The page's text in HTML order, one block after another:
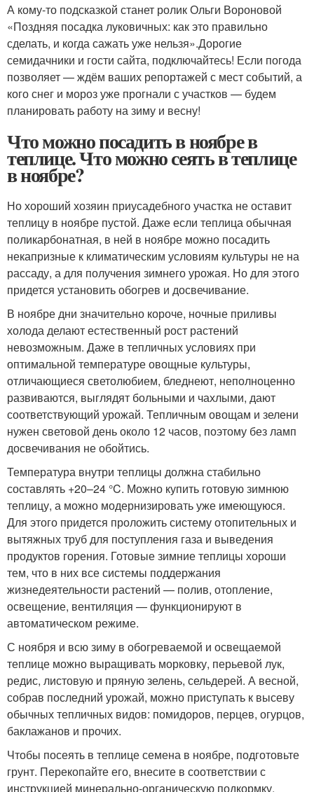
А кому-то подсказкой станет ролик Ольги Вороновой
«Поздняя посадка луковичных: как это правильно
сделать, и когда сажать уже нельзя».Дорогие
семидачники и гости сайта, подключайтесь! Если погода
позволяет — ждём ваших репортажей с мест событий, а
кого снег и мороз уже прогнали с участков — будем
планировать работу на зиму и весну!
Что можно посадить в ноябре в
теплице. Что можно сеять в теплице
в ноябре?
Но хороший хозяин приусадебного участка не оставит
теплицу в ноябре пустой. Даже если теплица обычная
поликарбонатная, в ней в ноябре можно посадить
некапризные к климатическим условиям культуры не на
рассаду, а для получения зимнего урожая. Но для этого
придется установить обогрев и досвечивание.
В ноябре дни значительно короче, ночные приливы
холода делают естественный рост растений
невозможным. Даже в тепличных условиях при
оптимальной температуре овощные культуры,
отличающиеся светолюбием, бледнеют, неполноценно
развиваются, выглядят больными и чахлыми, дают
соответствующий урожай. Тепличным овощам и зелени
нужен световой день около 12 часов, поэтому без ламп
досвечивания не обойтись.
Температура внутри теплицы должна стабильно
составлять +20–24 °C. Можно купить готовую зимнюю
теплицу, а можно модернизировать уже имеющуюся.
Для этого придется проложить систему отопительных и
вытяжных труб для поступления газа и выведения
продуктов горения. Готовые зимние теплицы хороши
тем, что в них все системы поддержания
жизнедеятельности растений — полив, отопление,
освещение, вентиляция — функционируют в
автоматическом режиме.
С ноября и всю зиму в обогреваемой и освещаемой
теплице можно выращивать морковку, перьевой лук,
редис, листовую и пряную зелень, сельдерей. А весной,
собрав последний урожай, можно приступать к высеву
обычных тепличных видов: помидоров, перцев, огурцов,
баклажанов и прочих.
Чтобы посеять в теплице семена в ноябре, подготовьте
грунт. Перекопайте его, внесите в соответствии с
инструкцией минерально-органическую подкормку.